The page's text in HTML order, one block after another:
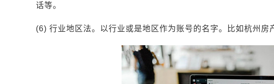
话等。
(6) 行业地区法。以行业或是地区作为账号的名字。比如杭州房